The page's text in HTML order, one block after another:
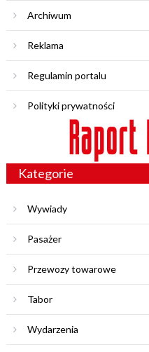
Archiwum
Reklama
Regulamin portalu
Polityki prywatności
Kategorie
Wywiady
Pasażer
Przewozy towarowe
Tabor
Wydarzenia